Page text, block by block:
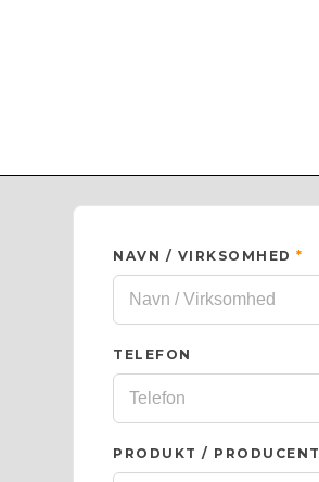
NAVN / VIRKSOMHED*
TELEFON
PRODUKT / PRODUCENT